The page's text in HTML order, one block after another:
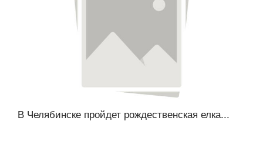
В Челябинске пройдет рождественская елка...